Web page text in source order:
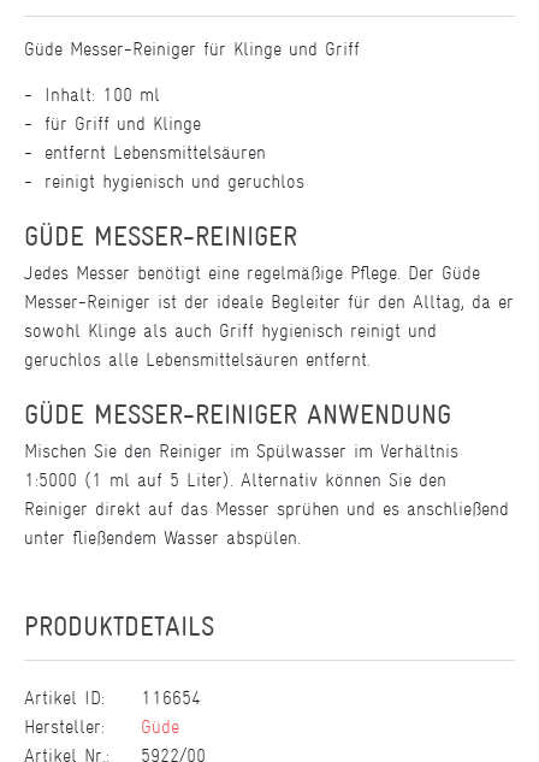
Güde Messer-Reiniger für Klinge und Griff
Inhalt: 100 ml
für Griff und Klinge
entfernt Lebensmittelsäuren
reinigt hygienisch und geruchlos
GÜDE MESSER-REINIGER
Jedes Messer benötigt eine regelmäßige Pflege. Der Güde
Messer-Reiniger ist der ideale Begleiter für den Alltag, da er
sowohl Klinge als auch Griff hygienisch reinigt und
geruchlos alle Lebensmittelsäuren entfernt.
GÜDE MESSER-REINIGER ANWENDUNG
Mischen Sie den Reiniger im Spülwasser im Verhältnis
1:5000 (1 ml auf 5 Liter). Alternativ können Sie den
Reiniger direkt auf das Messer sprühen und es anschließend
unter fließendem Wasser abspülen.
PRODUKTDETAILS
Artikel ID:
116654
Hersteller:
Güde
Artikel Nr.:
5922/00